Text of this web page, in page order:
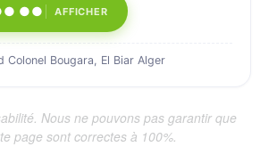
●● AFFICHER
Colonel Bougara, El Biar Alger
Nous ne pouvons pas garantir que
page sont correctes à 100%.